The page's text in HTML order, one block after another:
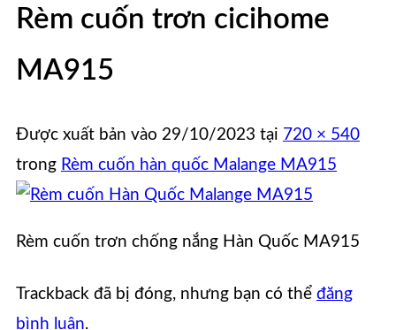
Rèm cuốn trơn cicihome
MA915
Được xuất bản vào 29/10/2023 tại 720 × 540
trong Rèm cuốn hàn quốc Malange MA915
Rèm cuốn trơn chống nắng Hàn Quốc MA915
Trackback đã bị đóng, nhưng bạn có thể đăng
bình luận.